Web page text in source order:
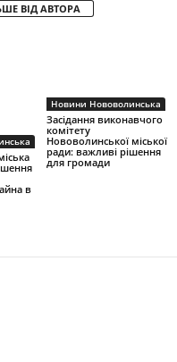
ВІД АВТОРА
в
Новини Нововолинська
Засідання виконавчого
комітету
Нововолинської міської
ради: важливі рішення
для громади